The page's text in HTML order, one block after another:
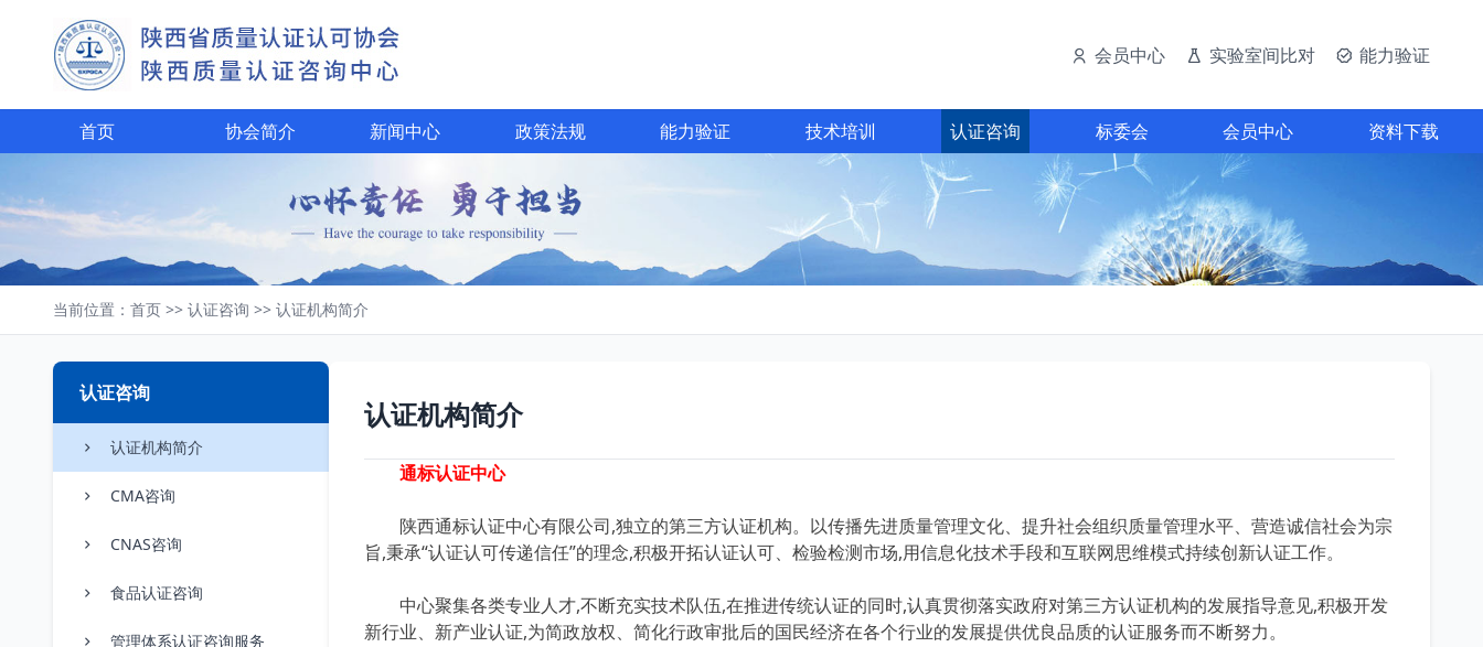
会员中心 实验室间比对 能力验证
首页 协会简介 新闻中心 政策法规 能力验证 技术培训 认证咨询 标委会 会员中心 资料下载
当前位置： 首页 >> 认证咨询 >> 认证机构简介
认证咨询
认证机构简介
CMA咨询
CNAS咨询
食品认证咨询
管理体系认证咨询服务
认证机构简介
通标认证中心
陕西通标认证中心有限公司,独立的第三方认证机构。以传播先进质量管理文化、提升社会组织质量管理水平、营造诚信社会为宗
旨,秉承“认证认可传递信任”的理念,积极开拓认证认可、检验检测市场,用信息化技术手段和互联网思维模式持续创新认证工作。
中心聚集各类专业人才,不断充实技术队伍,在推进传统认证的同时,认真贯彻落实政府对第三方认证机构的发展指导意见,积极开发
新行业、新产业认证,为简政放权、简化行政审批后的国民经济在各个行业的发展提供优良品质的认证服务而不断努力。